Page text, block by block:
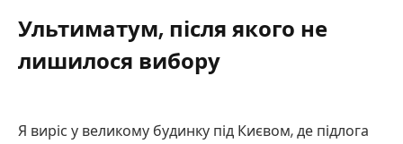
Ультиматум, після якого не
лишилося вибору
Я виріс у великому будинку під Києвом, де підлога